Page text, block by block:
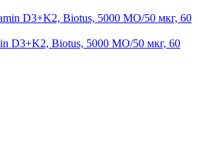
D3+K2, Biotus, 5000 МО/50 мкг, 60